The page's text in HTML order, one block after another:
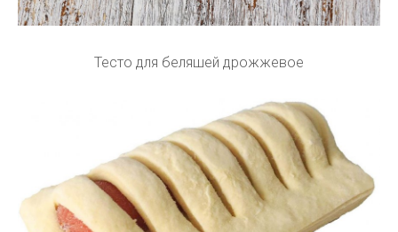
Тесто для беляшей дрожжевое